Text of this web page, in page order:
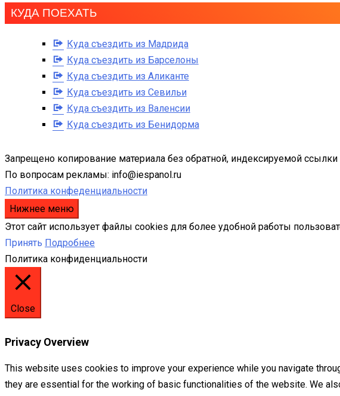
КУДА ПОЕХАТЬ
Куда съездить из Мадрида
Куда съездить из Барселоны
Куда съездить из Аликанте
Куда съездить из Севильи
Куда съездить из Валенсии
Куда съездить из Бенидорма
Запрещено копирование материала без обратной, индексируемой ссылки
По вопросам рекламы: info@iespanol.ru
Политика конфеденциальности
Нижнее меню
Этот сайт использует файлы cookies для более удобной работы
Принять Подробнее
Политика конфиденциальности
Close
Privacy Overview
This website uses cookies to improve your experience while you navigate
they are essential for the working of basic functionalities of the website. We